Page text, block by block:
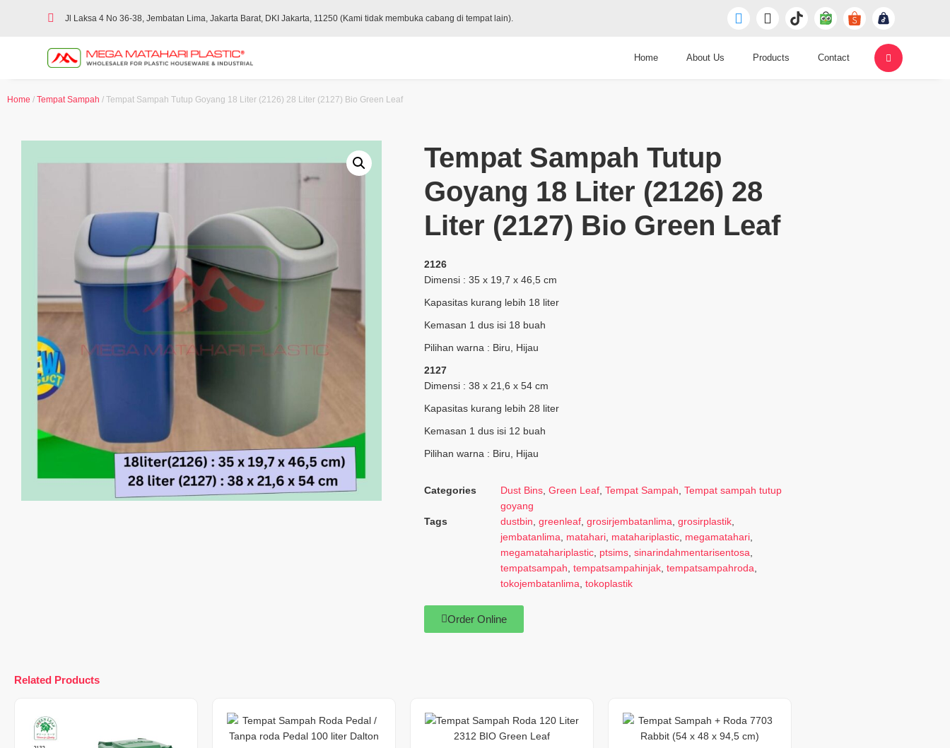
Jl Laksa 4 No 36-38, Jembatan Lima, Jakarta Barat, DKI Jakarta, 11250 (Kami tidak membuka cabang di tempat lain).
Home About Us Products Contact
Home / Tempat Sampah / Tempat Sampah Tutup Goyang 18 Liter (2126) 28 Liter (2127) Bio Green Leaf
Tempat Sampah Tutup
Goyang 18 Liter (2126) 28
Liter (2127) Bio Green Leaf
2126
Dimensi : 35 x 19,7 x 46,5 cm
Kapasitas kurang lebih 18 liter
Kemasan 1 dus isi 18 buah
Pilihan warna : Biru, Hijau
2127
Dimensi : 38 x 21,6 x 54 cm
Kapasitas kurang lebih 28 liter
Kemasan 1 dus isi 12 buah
Pilihan warna : Biru, Hijau
Categories Dust Bins, Green Leaf, Tempat Sampah, Tempat sampah tutup
goyang
Tags
dustbin, greenleaf, grosirjembatanlima, grosirplastik,
jembatanlima, matahari, matahariplastic, megamatahari,
megamatahariplastic, ptsims, sinarindahmentarisentosa,
tempatsampah, tempatsampahinjak, tempatsampahroda,
tokojembatanlima, tokoplastik
Order Online
Related Products